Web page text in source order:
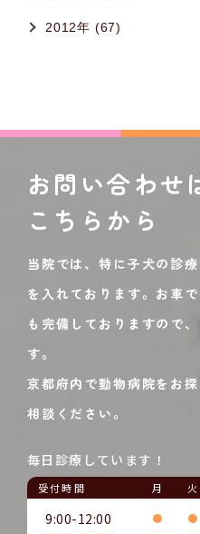
2012年 (67)
お問い合わせ
こちらから
当院では、特に子犬の診
を入れております。お車
も完備しておりますので
す。
京都府内で動物病院をお
相談ください。
毎日診療しています！
受付時間 月 火
9:00-12:00 ● ●